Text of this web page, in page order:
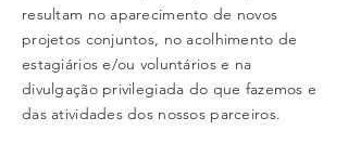
resultam no aparecimento de novos
projetos conjuntos, no acolhimento de
estagiários e/ou voluntários e na
divulgação privilegiada do que fazemos e
das atividades dos nossos parceiros.